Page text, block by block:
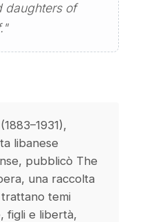
daughters of
libanese
pubblicò The
una raccolta
temi
figli e libertà,